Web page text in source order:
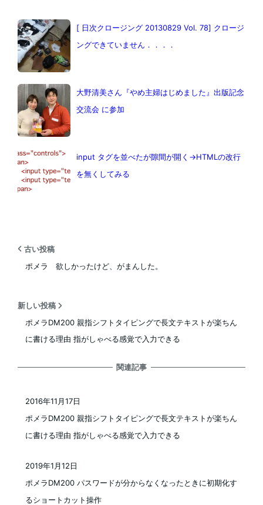
[ 日次クロージング 20130829 Vol. 78] クロージ
ングできていません．．．．
大野清美さん『やめ主婦はじめました』出版記念
交流会 に参加
input タグを並べたが隙間が開く→HTMLの改行
を無くしてみる
古い投稿
ポメラ 欲しかったけど、がまんした。
新しい投稿
ポメラDM200 親指シフトタイピングで長文テキストが楽ちん
に書ける理由 指がしゃべる感覚で入力できる
関連記事
ポメラDM200 親指シフトタイピングで長文テキストが楽ちん
に書ける理由 指がしゃべる感覚で入力できる
2016年11月17日
ポメラDM200 パスワードが分からなくなったときに初期化す
るショートカット操作
投稿日
2019年1月12日